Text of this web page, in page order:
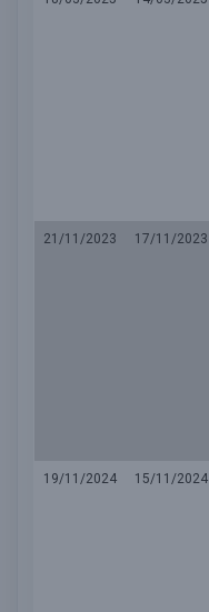
21/11/2023
17/11/2023
19/11/2024
15/11/2024